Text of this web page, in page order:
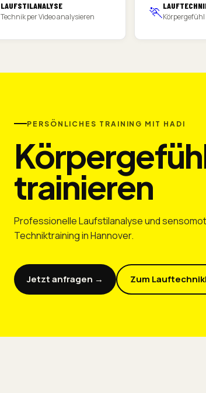
LAUFSTILANALYSE
Technik per Video analysieren
🏃
PERSÖNLICHES TRAINING MIT HADI
trainieren
Professionelle Laufstilanalyse und
Techniktraining in Hannover.
Jetzt anfragen → Zum